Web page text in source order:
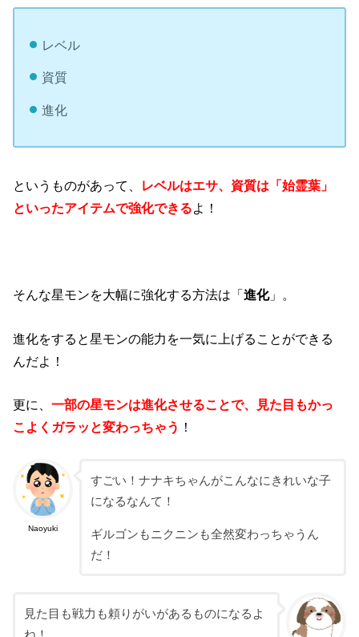
レベル
資質
進化
というものがあって、 レベルはエサ、資質は「始霊葉」
といったアイテムで強化できるよ！
そんな星モンを大幅に強化する方法は「進化」。
進化をすると星モンの能力を一気に上げることができる
んだよ！
更に、一部の星モンは進化させることで、見た目もかっ
こよくガラッと変わっちゃう ！
Naoyuki
すごい！ナナキちゃんがこんなにきれいな子
になるなんて！
ギルゴンもニクニンも全然変わっちゃうん
だ！
見た目も戦力も頼りがいがあるものになるよ
ね！